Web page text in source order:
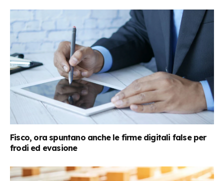
Fisco, ora spuntano anche le firme digitali false per
frodi ed evasione